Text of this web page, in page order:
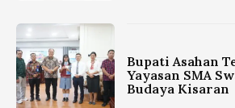
Bupati Asahan
Yayasan SMA
Budaya Kisaran